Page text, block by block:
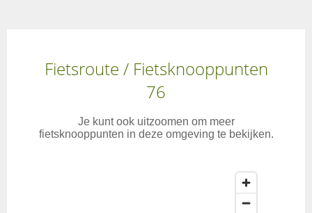
Fietsroute / Fietsknooppunten
76
Je kunt ook uitzoomen om meer
fietsknooppunten in deze omgeving te bekijken.